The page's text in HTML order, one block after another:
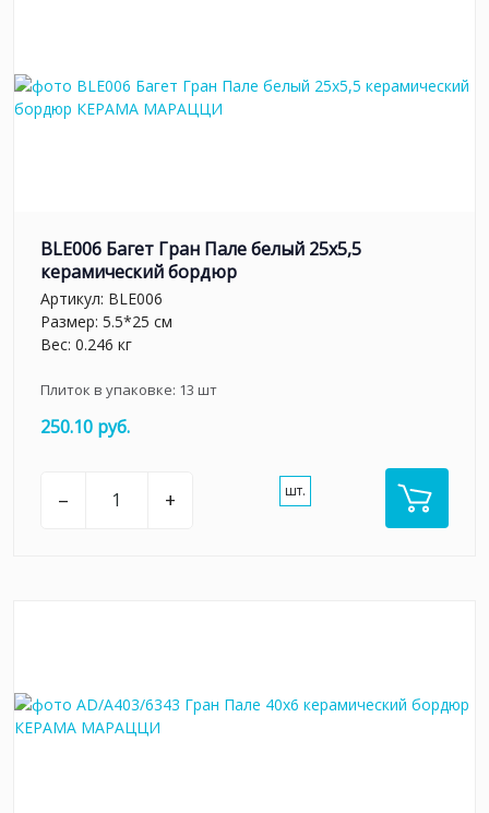
BLE006 Багет Гран Пале белый 25x5,5
керамический бордюр
Артикул: BLE006
Размер: 5.5*25 см
Вес: 0.246 кг
Плиток в упаковке: 13 шт
250.10 руб.
– + шт.